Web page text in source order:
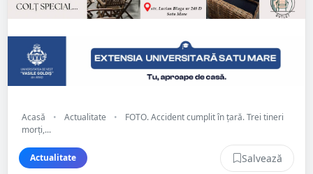
Acasă • Actualitate •
FOTO. Accident cumplit în țară. Trei tineri
morți,...
Actualitate Salvează